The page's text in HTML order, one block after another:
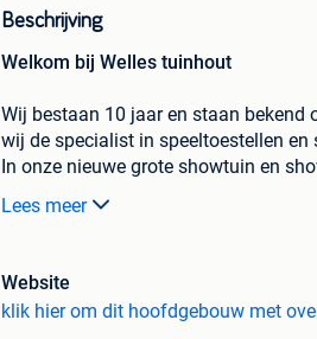
Beschrijving
Welkom bij Welles tuinhout
Wij bestaan 10 jaar en staan
wij de specialist in speeltoestellen en
In onze nieuwe grote showtuin en
Hoofdgebouw 3 x 3 m met oversteek
Inclusief:
Lees meer
Website
klik hier om dit hoofdgebouw met